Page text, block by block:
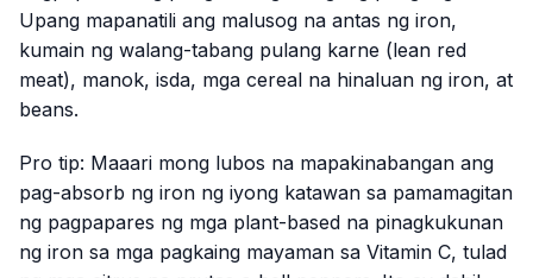
Upang mapanatili ang malusog na antas ng iron,
kumain ng walang-tabang pulang karne (lean red
meat), manok, isda, mga cereal na hinaluan ng iron, at
beans.
Pro tip: Maaari mong lubos na mapakinabangan ang
pag-absorb ng iron ng iyong katawan sa pamamagitan
ng pagpapares ng mga plant-based na pinagkukunan
ng iron sa mga pagkaing mayaman sa Vitamin C, tulad